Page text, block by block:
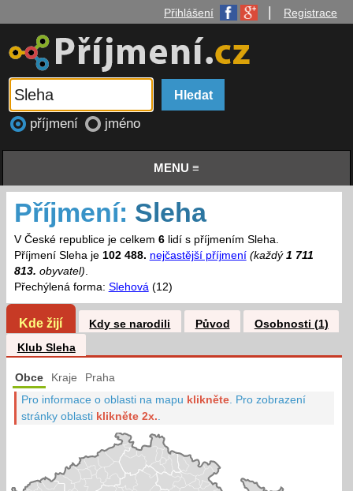
Přihlášení Registrace
příjmení jméno
MENU ≡
Příjmení: Sleha
V České republice je celkem 6lidí s příjmením Sleha.
Příjmení Sleha je 102 488. nejčastější příjmení (každý 1 711
813. obyvatel).
Přechýlená forma: Slehová(12)
Kde žijí Kdy se narodili Původ
Osobnosti (1)
Klub Sleha
Obce Kraje Praha
Pro informace o oblasti na mapu klikněte Pro zobrazení
stránky oblasti klikněte 2x.